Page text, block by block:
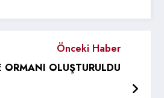
Önceki Haber
ORMANI OLUŞTURULDU